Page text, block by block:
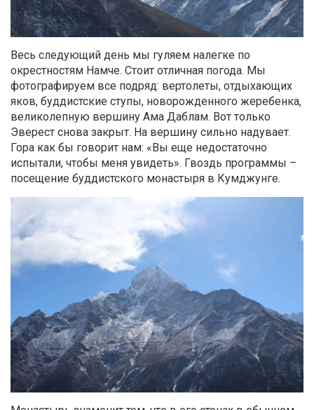
Весь следующий день мы гуляем налегке по
окрестностям Намче. Стоит отличная погода. Мы
фотографируем все подряд: вертолеты, отдыхающих
яков, буддистские ступы, новорожденного жеребенка,
великолепную вершину Ама Даблам. Вот только
Эверест снова закрыт. На вершину сильно надувает.
Гора как бы говорит нам: «Вы еще недостаточно
испытали, чтобы меня увидеть». Гвоздь программы –
посещение буддистского монастыря в Кумджунге.